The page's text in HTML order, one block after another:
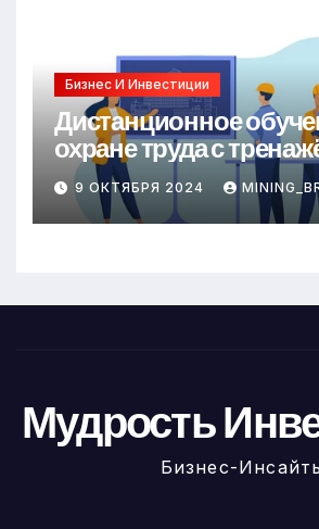
Бизнес И Инвестиции
Дистанционное
охране труда с
онлайн
9 ОКТЯБРЯ 2024
Мудрость
Бизнес-